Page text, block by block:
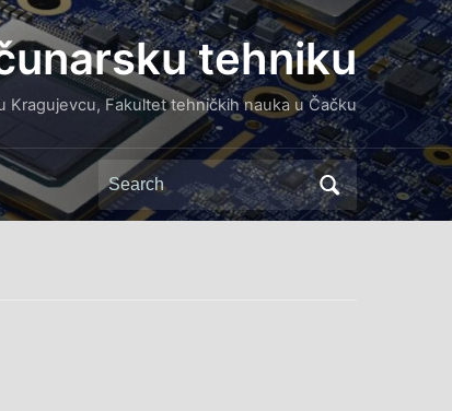
tehniku
Kragujevcu, Fakultet tehničkih nauka u Čačku